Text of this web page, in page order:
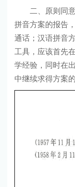
二、原则同
拼音方案的报告
通话；汉语拼音
工具，应该首先
学经验，同时在
中继续求得方案